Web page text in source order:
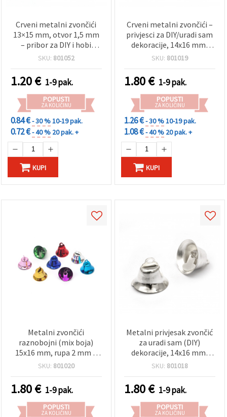
Crveni metalni zvončići
13×15 mm, otvor 1,5 mm
– pribor za DIY i hobi
dekoracije, set 10 kom
SKU: 801052
1.20€ 1-9 pak.
POPUSTI
ZA KOLIČINU
0.84 €- 30 %10-19 pak.
0.72 €- 40 % 20 pak. +
KUPI
Crveni metalni zvončići –
privjesci za DIY/uradi sam
dekoracije, 14x16 mm,
rupa: 2 mm – 10 kom
SKU: 801019
1.80€ 1-9 pak.
POPUSTI
ZA KOLIČINU
1.26 €- 30 %10-19 pak.
1.08 €- 40 % 20 pak. +
KUPI
Metalni zvončići
raznobojni (mix boja)
15x16 mm, rupa 2 mm –
set od 10 komada za DIY
SKU: 801020
1.80€ 1-9 pak.
POPUSTI
ZA KOLIČINU
Metalni privjesak zvončić
za uradi sam (DIY)
dekoracije, 14x16 mm,
rupa 2 mm, bijela boja - 10
SKU: 801018
1.80€ 1-9 pak.
POPUSTI
ZA KOLIČINU